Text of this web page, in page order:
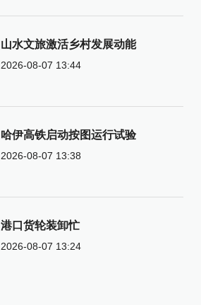
山水文旅激活乡村发展动能
2026-08-07 13:44
哈伊高铁启动按图运行试验
2026-08-07 13:38
港口货轮装卸忙
2026-08-07 13:24